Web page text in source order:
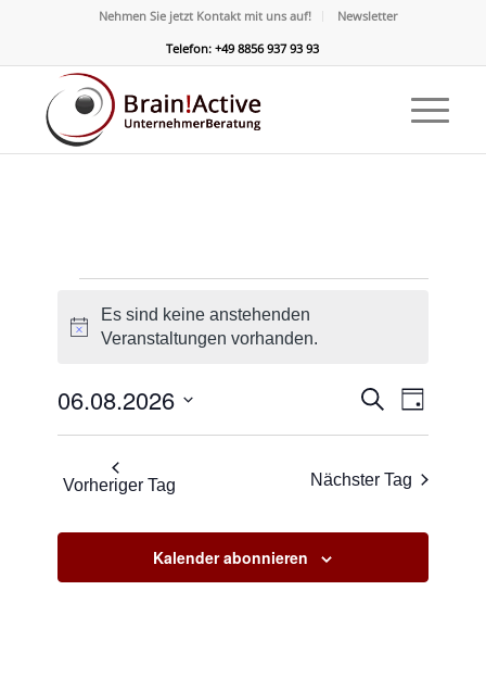
Nehmen Sie jetzt Kontakt mit uns auf!
Newsletter
Telefon: +49 8856 937 93 93
Veranstaltungen
für
August
2026
Hinweis
Es sind keine anstehenden
Veranstaltungen vorhanden.
Suche
und
SucheTag
06.08.2026
Datum
wählen.
Vorheriger Tag Nächster Tag
Kalender abonnieren